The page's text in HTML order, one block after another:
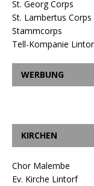
St. Georg Corps
St. Lambertus Corps
Stammcorps
Tell-Kompanie
WERBUNG
KIRCHEN
Chor Malembe
Ev. Kirche Lintorf